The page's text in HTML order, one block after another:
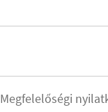
Megfelelőségi